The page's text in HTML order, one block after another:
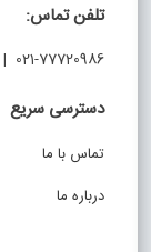
تلفن تماس:
021-77720986 | 021-22454492
دسترسی سریع
تماس با ما
درباره ما